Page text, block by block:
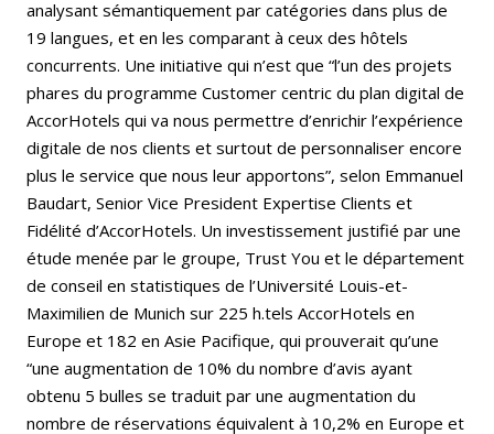
analysant sémantiquement par catégories dans plus de
19 langues, et en les comparant à ceux des hôtels
concurrents. Une initiative qui n’est que “l’un des projets
phares du programme Customer centric du plan digital de
AccorHotels qui va nous permettre d’enrichir l’expérience
digitale de nos clients et surtout de personnaliser encore
plus le service que nous leur apportons”, selon Emmanuel
Baudart, Senior Vice President Expertise Clients et
Fidélité d’AccorHotels. Un investissement justifié par une
étude menée par le groupe, Trust You et le département
de conseil en statistiques de l’Université Louis-et-
Maximilien de Munich sur 225 h.tels AccorHotels en
Europe et 182 en Asie Pacifique, qui prouverait qu’une
“une augmentation de 10% du nombre d’avis ayant
obtenu 5 bulles se traduit par une augmentation du
nombre de réservations équivalent à 10,2% en Europe et